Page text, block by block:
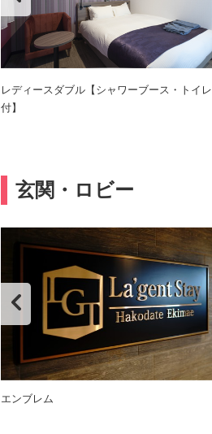
レディースダブル【シャワーブース・トイレ
付】
玄関・ロビー
エンブレム